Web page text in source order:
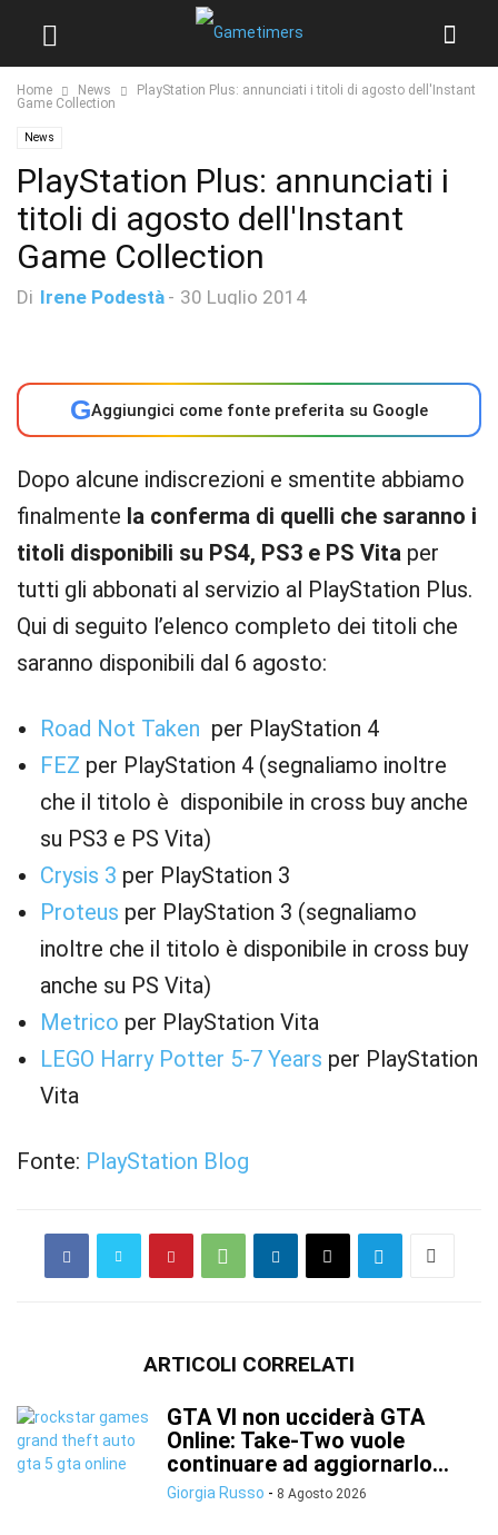
Home News
PlayStation Plus: annunciati i titoli di agosto dell'Instant
Game Collection
News
PlayStation Plus: annunciati i
titoli di agosto dell'Instant
Game Collection
Di Irene Podestà - 30 Luglio 2014
GAggiungici come fonte preferita su Google
Dopo alcune indiscrezioni e smentite abbiamo
finalmente la conferma di quelli che saranno i
titoli disponibili su PS4, PS3 e PS Vita per
tutti gli abbonati al servizio al PlayStation Plus.
Qui di seguito l’elenco completo dei titoli che
saranno disponibili dal 6 agosto:
Road Not Taken per PlayStation 4
FEZ per PlayStation 4 (segnaliamo inoltre
che il titolo è disponibile in cross buy anche
su PS3 e PS Vita)
Crysis 3 per PlayStation 3
Proteus per PlayStation 3 (segnaliamo
inoltre che il titolo è disponibile in cross buy
anche su PS Vita)
Metrico per PlayStation Vita
LEGO Harry Potter 5-7 Years per PlayStation
Vita
Fonte: PlayStation Blog
ARTICOLI CORRELATI
GTA VI non ucciderà GTA
Online: Take-Two vuole
continuare ad aggiornarlo...
Giorgia Russo - 8 Agosto 2026